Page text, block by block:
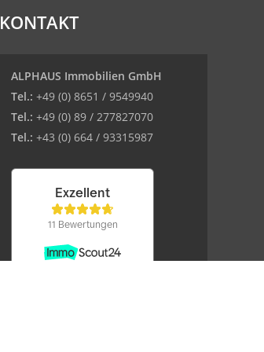
KONTAKT
ALPHAUS Immobilien GmbH
Tel.: +49 (0) 8651 / 9549940
Tel.: +49 (0) 89 / 277827070
Tel.: +43 (0) 664 / 93315987